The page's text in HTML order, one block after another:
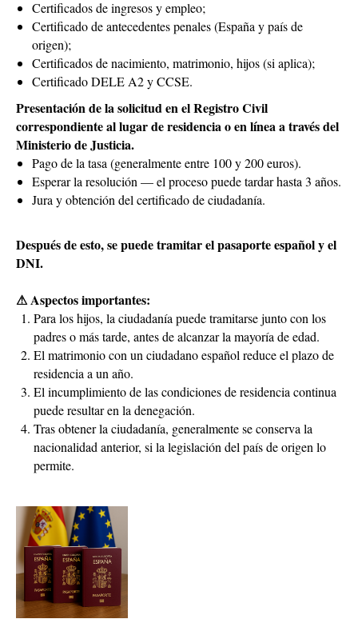
Certificados de ingresos y empleo;
Certificado de antecedentes penales (España y país de
origen);
Certificados de nacimiento, matrimonio, hijos (si aplica);
Certificado DELE A2 y CCSE.
Presentación de la solicitud en el Registro Civil
correspondiente al lugar de residencia o en línea a través del
Ministerio de Justicia.
Pago de la tasa (generalmente entre 100 y 200 euros).
Esperar la resolución — el proceso puede tardar hasta 3 años.
Jura y obtención del certificado de ciudadanía.
Después de esto, se puede tramitar el pasaporte español y el
DNI.
⚠ Aspectos importantes:
Para los hijos, la ciudadanía puede tramitarse junto con los
padres o más tarde, antes de alcanzar la mayoría de edad.
El matrimonio con un ciudadano español reduce el plazo de
residencia a un año.
El incumplimiento de las condiciones de residencia continua
puede resultar en la denegación.
Tras obtener la ciudadanía, generalmente se conserva la
nacionalidad anterior, si la legislación del país de origen lo
permite.